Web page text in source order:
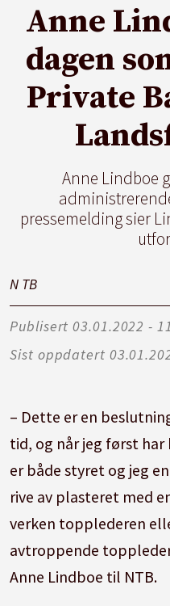
Anne
dagen
Private
Anne Lindboe
pressemelding sier
N TB
Publisert
03.01.2022 -
Sist oppdatert
– Dette er en
tid, og når jeg først
er både styret og jeg
rive av plasteret med
verken topplederen
avtroppende
Anne Lindboe til NTB.